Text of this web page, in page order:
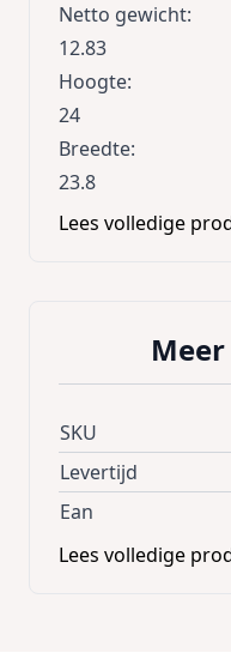
Netto gewicht:
12.83
Hoogte:
24
Breedte:
23.8
Lengte:
Lees volledige
SKU
Levertijd
Ean
Lees volledige